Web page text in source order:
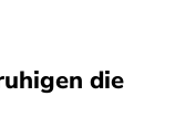
die